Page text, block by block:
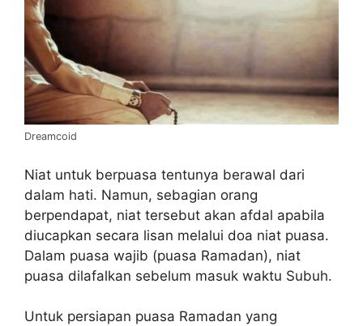
Dreamcoid
Niat untuk berpuasa tentunya berawal dari
dalam hati. Namun, sebagian orang
berpendapat, niat tersebut akan afdal apabila
diucapkan secara lisan melalui doa niat puasa.
Dalam puasa wajib (puasa Ramadan), niat
puasa dilafalkan sebelum masuk waktu Subuh.
Untuk persiapan puasa Ramadan yang